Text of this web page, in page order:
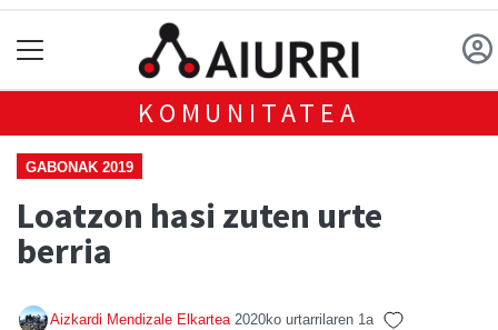
KOMUNITATEA
GABONAK 2019
Loatzon hasi zuten urte
berria
Aizkardi Mendizale Elkartea 2020ko urtarrilaren 1a